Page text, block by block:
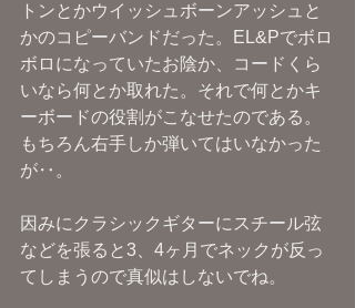
トンとかウイッシュボーンアッシュと
かのコピーバンドだった。EL&Pでボロ
ボロになっていたお陰か、コードくら
いなら何とか取れた。それで何とかキ
ーボードの役割がこなせたのである。
もちろん右手しか弾いてはいなかった
が‥。
因みにクラシックギターにスチール弦
などを張ると3、4ヶ月でネックが反っ
てしまうので真似はしないでね。